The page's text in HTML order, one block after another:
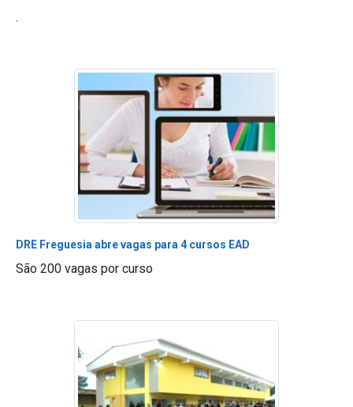
.
DRE Freguesia abre vagas para 4 cursos EAD
São 200 vagas por curso